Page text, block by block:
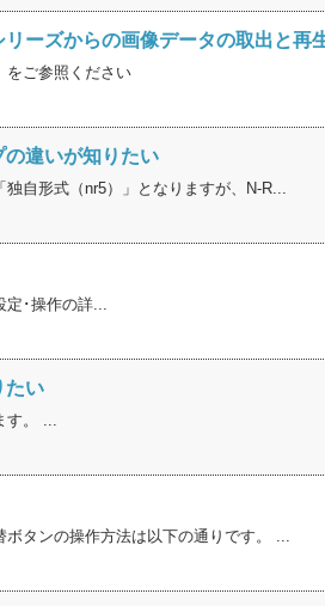
ーズからの画像データの取出と再
ご参照ください
違いが知りたい
自形式（nr5）」となりますが、N-R...
定･操作の詳...
たい
す。 ...
タンの操作方法は以下の通りです。 ...